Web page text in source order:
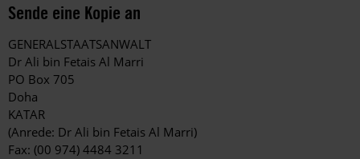
Sende eine Kopie an
GENERALSTAATSANWALT
Dr Ali bin Fetais Al Marri
PO Box 705
Doha
KATAR
(Anrede: Dr Ali bin Fetais Al Marri)
Fax: (00 974) 4484 3211